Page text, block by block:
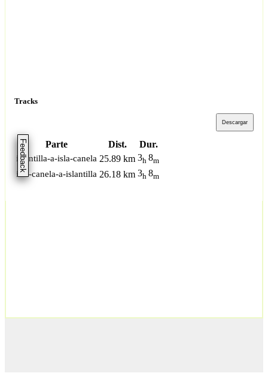
Feedback
Tracks
Descargar
Parte Dist. Dur.
islantilla-a-isla-canela 25.89 km 3h 8m
isla-canela-a-islantilla 26.18 km 3h 8m